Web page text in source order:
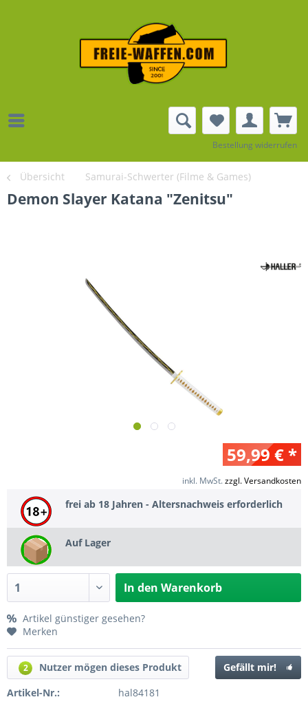
Bestellung widerrufen
Übersicht Samurai-Schwerter (Filme & Games)
Demon Slayer Katana "Zenitsu"
59,99 € *
inkl. MwSt.zzgl. Versandkosten
frei ab 18 Jahren - Altersnachweis erforderlich
Auf Lager
In den Warenkorb
Artikel günstiger gesehen?
Merken
2 Nutzer mögen dieses Produkt
Gefällt mir!
Artikel-Nr.:
hal84181